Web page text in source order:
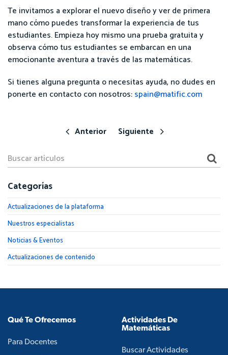
Te invitamos a explorar el nuevo diseño y ver de primera
mano cómo puedes transformar la experiencia de tus
estudiantes. Empieza hoy mismo una prueba gratuita y
observa cómo tus estudiantes se embarcan en una
emocionante aventura a través de las matemáticas.
Si tienes alguna pregunta o necesitas ayuda, no dudes en
ponerte en contacto con nosotros:spain@matific.com
Anterior Siguiente
Categorías
Actualizaciones de la plataforma
Nuestros especialistas
Noticias & Eventos
Actualizaciones de contenido
Qué Te Ofrecemos
Para Docentes
Actividades De
Matemáticas
Buscar Actividades